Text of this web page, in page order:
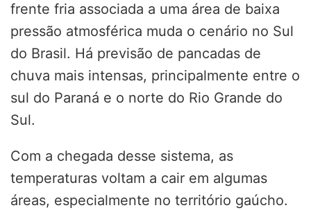
frente fria associada a uma área de baixa
pressão atmosférica muda o cenário no Sul
do Brasil. Há previsão de pancadas de
chuva mais intensas, principalmente entre o
sul do Paraná e o norte do Rio Grande do
Sul.
Com a chegada desse sistema, as
temperaturas voltam a cair em algumas
áreas, especialmente no território gaúcho.